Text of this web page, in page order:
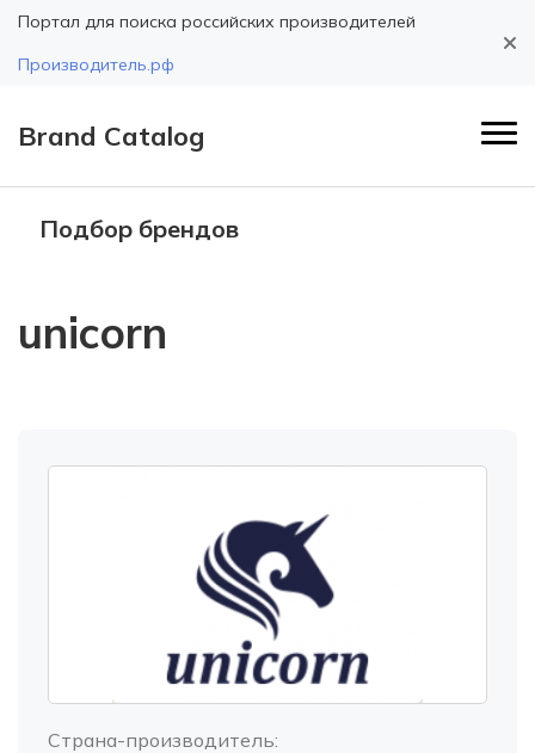
Портал для поиска российских производителей
Производитель.рф
Brand Catalog
Подбор брендов
unicorn
Страна-производитель: